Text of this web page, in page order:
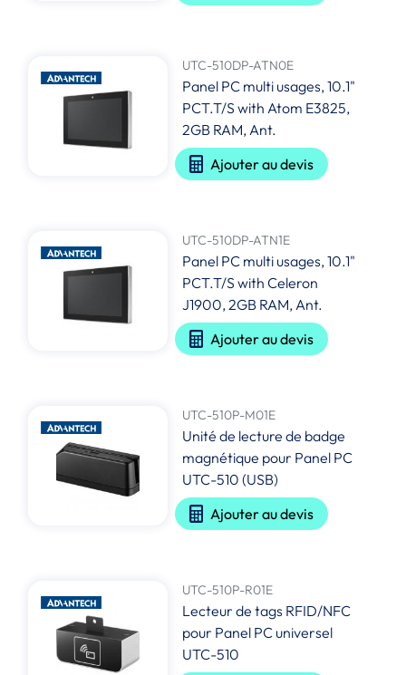
UTC-510DP-ATN0E
Panel PC multi usages, 10.1"
PCT.T/S with Atom E3825,
2GB RAM, Ant.
Ajouter au devis
UTC-510DP-ATN1E
Panel PC multi usages, 10.1"
PCT.T/S with Celeron
J1900, 2GB RAM, Ant.
Ajouter au devis
UTC-510P-M01E
Unité de lecture de badge
magnétique pour Panel PC
UTC-510 (USB)
Ajouter au devis
UTC-510P-R01E
Lecteur de tags RFID/NFC
pour Panel PC universel
UTC-510